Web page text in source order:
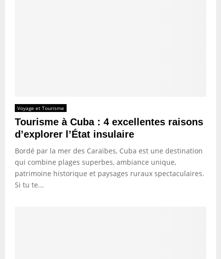
Voyage et Tourisme
Tourisme à Cuba : 4 excellentes raisons
d’explorer l’État insulaire
Bordé par la mer des Caraïbes, Cuba est une destination
qui combine plages superbes, ambiance unique,
patrimoine historique et paysages ruraux spectaculaires.
Si tu te...